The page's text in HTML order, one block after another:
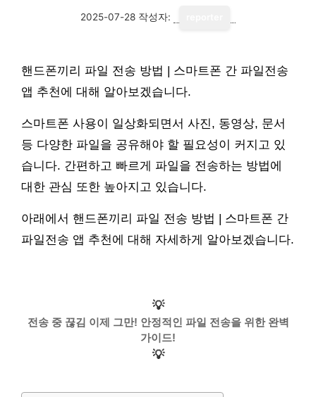
2025-07-28 작성자:
핸드폰끼리 파일 전송 방법 | 스마트폰 간 파일전송
앱 추천에 대해 알아보겠습니다.
스마트폰 사용이 일상화되면서 사진, 동영상, 문서
등 다양한 파일을 공유해야 할 필요성이 커지고 있
습니다. 간편하고 빠르게 파일을 전송하는 방법에
대한 관심 또한 높아지고 있습니다.
아래에서 핸드폰끼리 파일 전송 방법 | 스마트폰 간
파일전송 앱 추천에 대해 자세하게 알아보겠습니다.
💡
전송 중 끊김 이제 그만! 안정적인 파일 전송을 위한 완벽
가이드!
💡